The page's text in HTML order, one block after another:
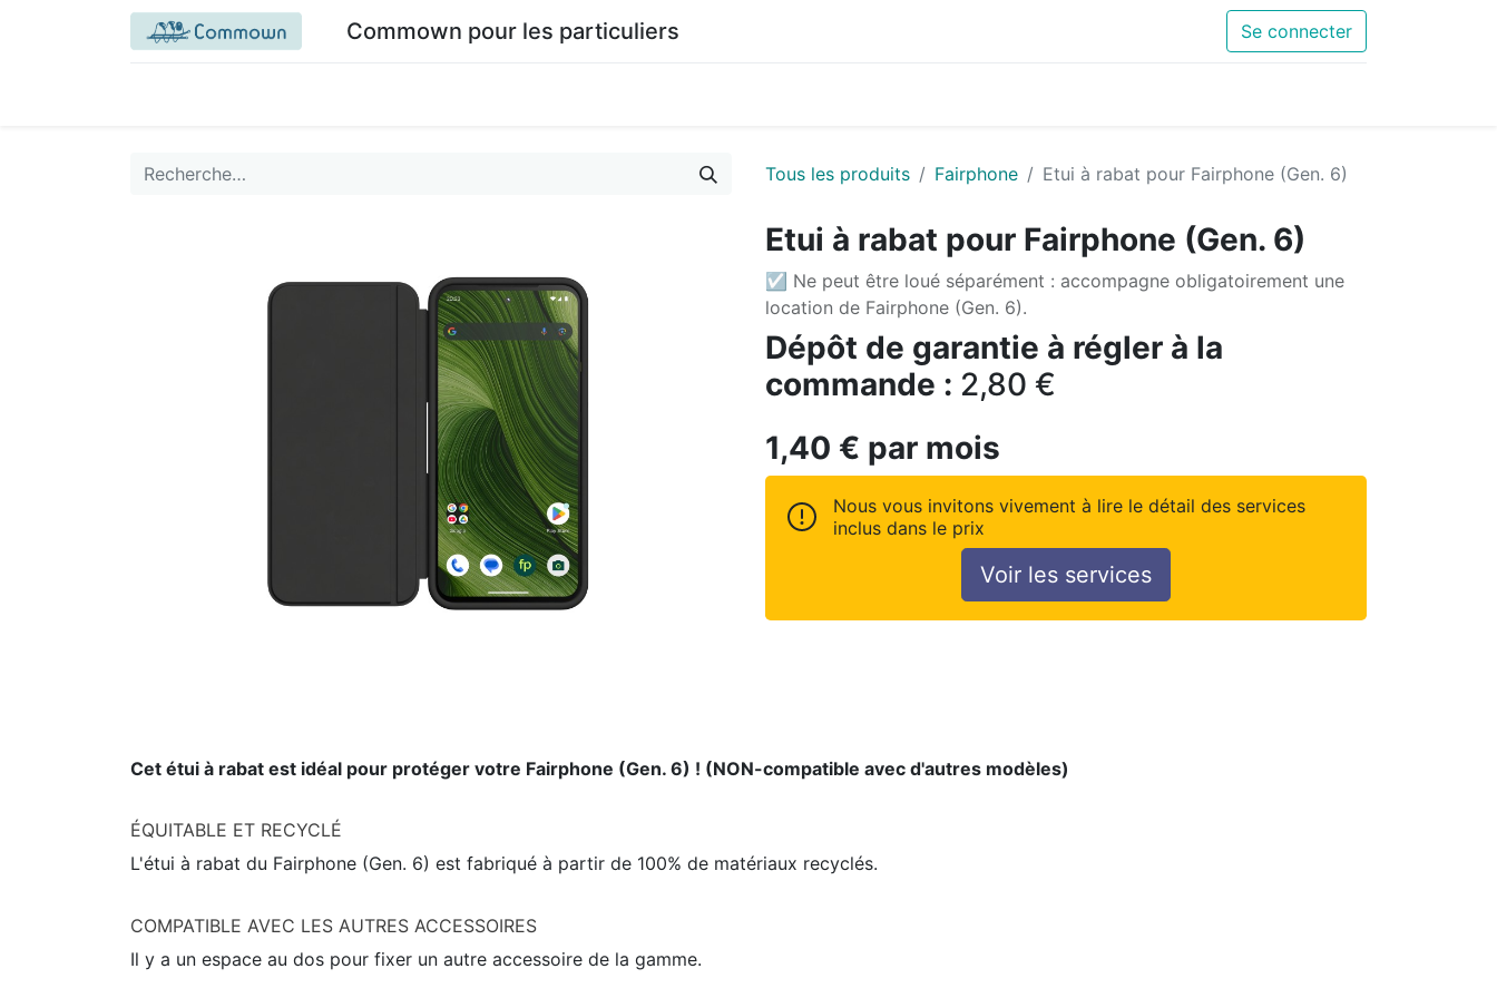
Commown pour les particuliers Se connecter
Tous les produits Fairphone Etui à rabat pour Fairphone (Gen. 6)
Etui à rabat pour Fairphone (Gen. 6)
☑ Ne peut être loué séparément : accompagne obligatoirement une
location de Fairphone (Gen. 6).
Dépôt de garantie à régler à la
commande : 2,80 €
1,40 € par mois
Nous vous invitons vivement à lire le détail des services
inclus dans le prix
Voir les services
Cet étui à rabat est idéal pour protéger votre Fairphone (Gen. 6) ! (NON-compatible avec d'autres modèles)
ÉQUITABLE ET RECYCLÉ
L'étui à rabat du Fairphone (Gen. 6) est fabriqué à partir de 100% de matériaux recyclés.
COMPATIBLE AVEC LES AUTRES ACCESSOIRES
Il y a un espace au dos pour fixer un autre accessoire de la gamme.